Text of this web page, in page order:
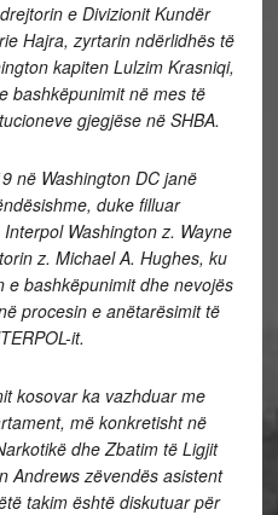
e Divizionit Kundër
Hajra, zyrtarin ndërlidhës të
kapiten Lulzim Krasniqi,
bashkëpunimit në mes të
gjegjëse në SHBA.
Washington DC janë
duke filluar
Washington z. Wayne
z. Michael A. Hughes, ku
bashkëpunimit dhe nevojës
procesin e anëtarësimit të
it.
ka vazhduar me
më konkretisht në
dhe Zbatim të Ligjit
Andrews zëvendës asistent
takim është diskutuar për